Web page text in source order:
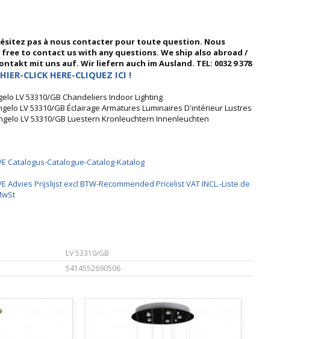
pas à nous contacter pour toute question. Nous
to contact us with any questions. We ship also abroad /
mit uns auf. Wir liefern auch im Ausland. TEL: 0032 9 378
CLICK HERE-CLIQUEZ ICI !
LV 53310/GB Chandeliers Indoor Lighting
LV 53310/GB Éclairage Armatures Luminaires D'intérieur Lustres
LV 53310/GB Luestern Kronleuchtern Innenleuchten
Catalogus-Catalogue-Catalog-Katalog
Advies Prijslijst excl BTW-Recommended Pricelist VAT INCL.-Liste de
LV 53310/GB
5414552690506